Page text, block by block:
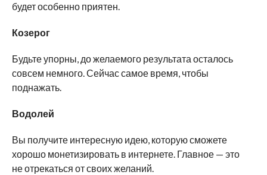
будет особенно приятен.
Козерог
Будьте упорны, до желаемого результата осталось
совсем немного. Сейчас самое время, чтобы
поднажать.
Водолей
Вы получите интересную идею, которую сможете
хорошо монетизировать в интернете. Главное — это
не отрекаться от своих желаний.